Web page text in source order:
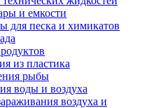
и емкости
для песка и химикатов
из пластика
рыбы
воды и воздуха
воздуха и